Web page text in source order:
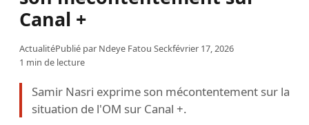
Canal +
ActualitéPublié par Ndeye Fatou Seckfévrier 17, 2026
1 min de lecture
Samir Nasri exprime son mécontentement sur la
situation de l'OM sur Canal +.